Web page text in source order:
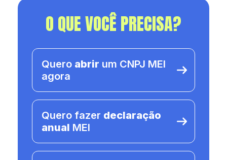
O QUE VOCÊ PRECISA?
Quero abrir um CNPJ MEI
agora
Quero fazer declaração
anual MEI